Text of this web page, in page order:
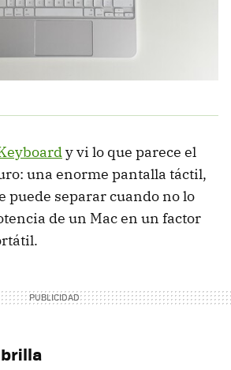
y vi lo que parece el
una enorme pantalla táctil,
puede separar cuando no lo
de un Mac en un factor
brilla